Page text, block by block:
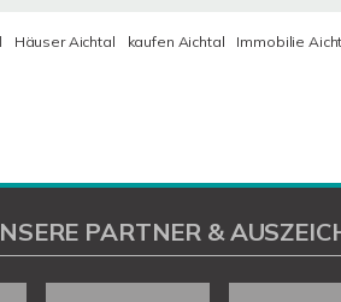
Häuser Aichtal kaufen Aichtal Immobilie
PARTNER &